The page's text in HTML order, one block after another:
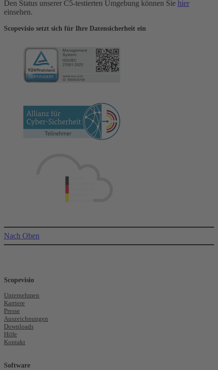
Den Status unserer C5-testierten Umgebung können Sie hier
einsehen.
Scopevisio setzt sich für Ihre Datensicherheit ein
Nach Oben
Scopevisio
Unternehmen
Karriere
Presse
Auszeichnungen
Downloads
Hilfe
Kontakt
Software